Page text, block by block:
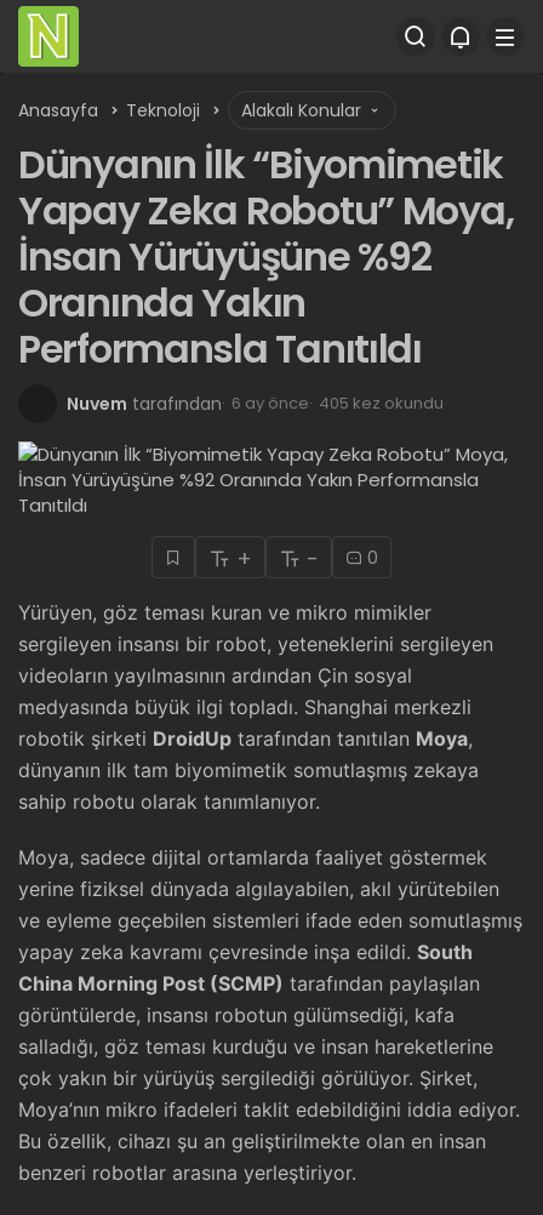
Anasayfa Teknoloji Alakalı Konular
Dünyanın İlk “Biyomimetik
Yapay Zeka Robotu” Moya,
İnsan Yürüyüşüne %92
Oranında Yakın
Performansla Tanıtıldı
Nuvem tarafından 6 ay önce 405 kez okundu
+ - 0
Yürüyen, göz teması kuran ve mikro mimikler
sergileyen insansı bir robot, yeteneklerini sergileyen
videoların yayılmasının ardından Çin sosyal
medyasında büyük ilgi topladı. Shanghai merkezli
robotik şirketi DroidUp tarafından tanıtılan Moya,
dünyanın ilk tam biyomimetik somutlaşmış zekaya
sahip robotu olarak tanımlanıyor.
Moya, sadece dijital ortamlarda faaliyet göstermek
yerine fiziksel dünyada algılayabilen, akıl yürütebilen
ve eyleme geçebilen sistemleri ifade eden somutlaşmış
yapay zeka kavramı çevresinde inşa edildi. South
China Morning Post (SCMP) tarafından paylaşılan
görüntülerde, insansı robotun gülümsediği, kafa
salladığı, göz teması kurduğu ve insan hareketlerine
çok yakın bir yürüyüş sergilediği görülüyor. Şirket,
Moya’nın mikro ifadeleri taklit edebildiğini iddia ediyor.
Bu özellik, cihazı şu an geliştirilmekte olan en insan
benzeri robotlar arasına yerleştiriyor.